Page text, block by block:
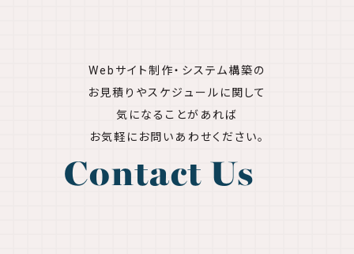
Webサイト制作・システム構築の
お見積りやスケジュールに関して
気になることがあれば
お気軽にお問いあわせください。
Contact Us